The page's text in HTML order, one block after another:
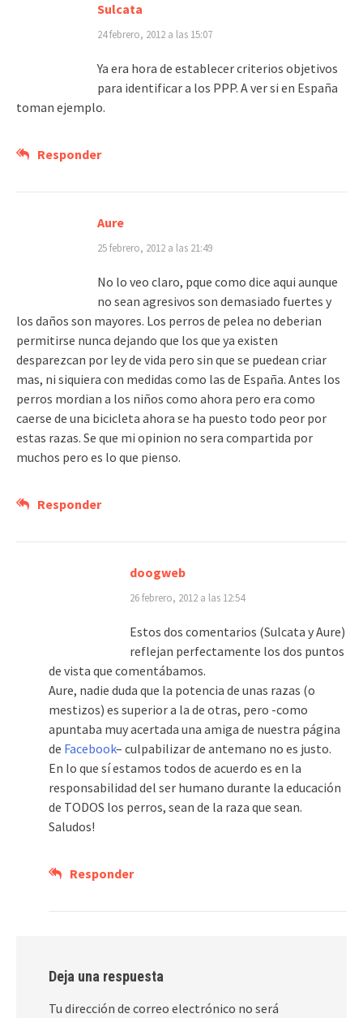
Sulcata
24 febrero, 2012 a las 15:07
Ya era hora de establecer criterios objetivos
para identificar a los PPP. A ver si en España
toman ejemplo.
Responder
Aure
25 febrero, 2012 a las 21:49
No lo veo claro, pque como dice aqui aunque
no sean agresivos son demasiado fuertes y
los daños son mayores. Los perros de pelea no deberian
permitirse nunca dejando que los que ya existen
desparezcan por ley de vida pero sin que se puedean criar
mas, ni siquiera con medidas como las de España. Antes los
perros mordian a los niños como ahora pero era como
caerse de una bicicleta ahora se ha puesto todo peor por
estas razas. Se que mi opinion no sera compartida por
muchos pero es lo que pienso.
Responder
doogweb
26 febrero, 2012 a las 12:54
Estos dos comentarios (Sulcata y Aure)
reflejan perfectamente los dos puntos
de vista que comentábamos.
Aure, nadie duda que la potencia de unas razas (o
mestizos) es superior a la de otras, pero -como
apuntaba muy acertada una amiga de nuestra página
de Facebook– culpabilizar de antemano no es justo.
En lo que sí estamos todos de acuerdo es en la
responsabilidad del ser humano durante la educación
de TODOS los perros, sean de la raza que sean.
Saludos!
Responder
Deja una respuesta
Tu dirección de correo electrónico no será